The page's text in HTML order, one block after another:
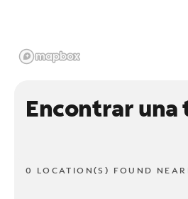
Encontrar una
0 LOCATION(S) FOUND